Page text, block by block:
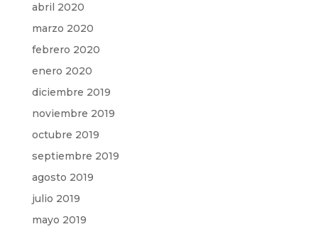
abril 2020
marzo 2020
febrero 2020
enero 2020
diciembre 2019
noviembre 2019
octubre 2019
septiembre 2019
agosto 2019
julio 2019
mayo 2019